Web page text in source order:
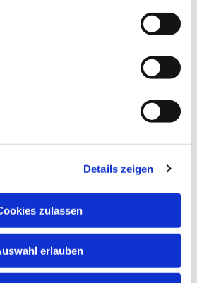
Details zeigen
zulassen
erlauben
Sie auch